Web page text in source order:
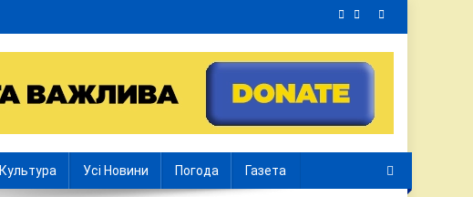
Культура Усі Новини Погода Газета